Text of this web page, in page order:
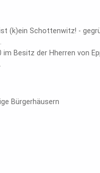
(k)ein Schottenwitz! -
Besitz der Hherren von
Bürgerhäusern